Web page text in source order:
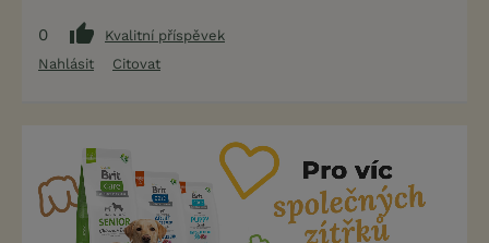
0
Kvalitní příspěvek
Nahlásit
Citovat